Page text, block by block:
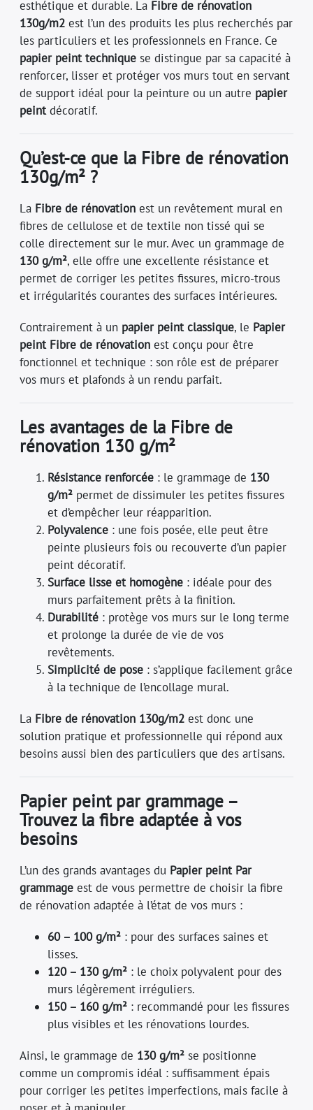
esthétique et durable. La Fibre de rénovation
130g/m2 est l’un des produits les plus recherchés par
les particuliers et les professionnels en France. Ce
papier peint technique se distingue par sa capacité à
renforcer, lisser et protéger vos murs tout en servant
de support idéal pour la peinture ou un autre papier
peintdécoratif.
Qu’est-ce que la Fibre de rénovation
130g/m² ?
La Fibre de rénovation est un revêtement mural en
fibres de cellulose et de textile non tissé qui se
colle directement sur le mur. Avec un grammage de
130 g/m², elle offre une excellente résistance et
permet de corriger les petites fissures, micro-trous
et irrégularités courantes des surfaces intérieures.
Contrairement à un papier peint classique, le Papier
peint Fibre de rénovation est conçu pour être
fonctionnel et technique : son rôle est de préparer
vos murs et plafonds à un rendu parfait.
Les avantages de la Fibre de
rénovation 130 g/m²
Résistance renforcée : le grammage de 130
g/m² permet de dissimuler les petites fissures
et d’empêcher leur réapparition.
Polyvalence : une fois posée, elle peut être
peinte plusieurs fois ou recouverte d’un papier
peint décoratif.
Surface lisse et homogène : idéale pour des
murs parfaitement prêts à la finition.
Durabilité : protège vos murs sur le long terme
et prolonge la durée de vie de vos
revêtements.
Simplicité de pose : s’applique facilement grâce
à la technique de l’encollage mural.
La Fibre de rénovation 130g/m2 est donc une
solution pratique et professionnelle qui répond aux
besoins aussi bien des particuliers que des artisans.
Papier peint par grammage –
Trouvez la fibre adaptée à vos
besoins
L’un des grands avantages du Papier peint Par
grammage est de vous permettre de choisir la fibre
de rénovation adaptée à l’état de vos murs :
60 – 100 g/m² : pour des surfaces saines et
lisses.
120 – 130 g/m² : le choix polyvalent pour des
murs légèrement irréguliers.
150 – 160 g/m² : recommandé pour les fissures
plus visibles et les rénovations lourdes.
Ainsi, le grammage de 130 g/m² se positionne
comme un compromis idéal : suffisamment épais
pour corriger les petites imperfections, mais facile à